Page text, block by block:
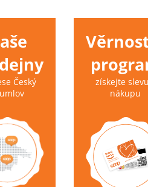
Český
získejte
nákupu